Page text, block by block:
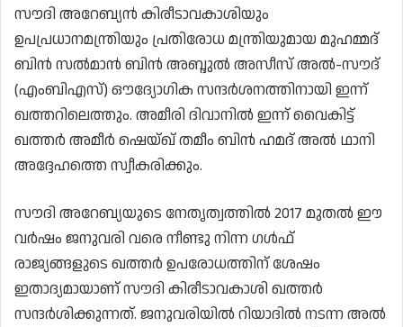
സൗദി അറേബ്യൻ കിരീടാവകാശിയും
ഉപപ്രധാനമന്ത്രിയും പ്രതിരോധ മന്ത്രിയുമായ മുഹമ്മദ്
ബിൻ സൽമാൻ ബിൻ അബ്ദുൽ അസീസ് അൽ-സൗദ്
(എംബിഎസ്) ഔദ്യോഗിക സന്ദർശനത്തിനായി ഇന്ന്
ഖത്തറിലെത്തും. അമീരി ദിവാനിൽ ഇന്ന് വൈകിട്ട്
ഖത്തർ അമീർ ഷെയ്ഖ് തമീം ബിൻ ഹമദ് അൽ ഥാനി
അദ്ദേഹത്തെ സ്വീകരിക്കും.
സൗദി അറേബ്യയുടെ നേതൃത്വത്തിൽ 2017 മുതൽ ഈ
വർഷം ജനുവരി വരെ നീണ്ടു നിന്ന ഗൾഫ്
രാജ്യങ്ങളുടെ ഖത്തർ ഉപരോധത്തിന് ശേഷം
ഇതാദ്യമായാണ് സൗദി കിരീടാവകാശി ഖത്തർ
സന്ദർശിക്കുന്നത്. ജനുവരിയിൽ റിയാദിൽ നടന്ന അൽ